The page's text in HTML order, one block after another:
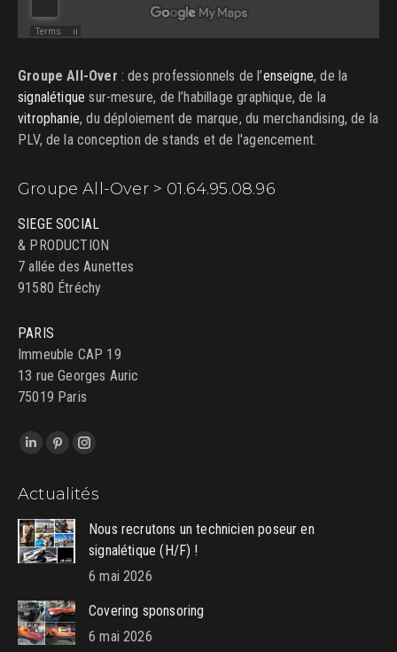
Groupe All-Over : des professionnels de l’enseigne, de la
signalétique sur-mesure, de l’habillage graphique, de la
vitrophanie, du déploiement de marque, du merchandising, de la
PLV, de la conception de stands et de l'agencement.
Groupe All-Over > 01.64.95.08.96
SIEGE SOCIAL
& PRODUCTION
7 allée des Aunettes
91580 Étréchy
PARIS
Immeuble CAP 19
13 rue Georges Auric
75019 Paris
Trouvez nous sur :
LinkedIn
opens
in
new
window
Pinterest
opens
in
new
window
Instagram
opens
in
new
window
Actualités
Nous recrutons un technicien poseur en
signalétique (H/F) !
6 mai 2026
Covering sponsoring
6 mai 2026